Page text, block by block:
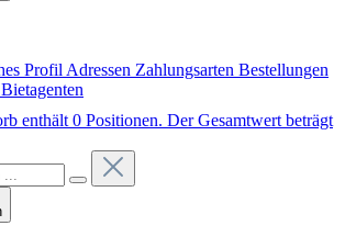
Profil Adressen Zahlungsarten Bestellungen
enthält 0 Positionen. Der Gesamtwert beträgt